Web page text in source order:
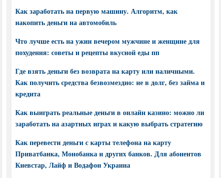
Как заработать на первую машину. Алгоритм, как
накопить деньги на автомобиль
Что лучше есть на ужин вечером мужчине и женщине для
похудения: советы и рецепты вкусной еды пп
Где взять деньги без возврата на карту или наличными.
Как получить средства безвозмездно: не в долг, без займа и
кредита
Как выиграть реальные деньги в онлайн казино: можно ли
заработать на азартных играх и какую выбрать стратегию
Как перевести деньги с карты телефона на карту
Приватбанка, Монобанка и других банков. Для абонентов
Киевстар, Лайф и Водафон Украина